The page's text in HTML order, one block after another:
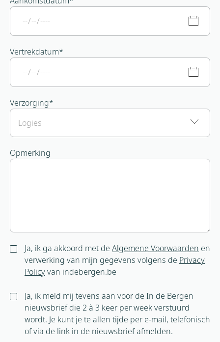
Vertrekdatum*
Verzorging*
Opmerking
Ja, ik ga akkoord met de Algemene Voorwaarden en
verwerking van mijn gegevens volgens de Privacy
Policyvan indebergen.be
Ja, ik meld mij tevens aan voor de In de Bergen
nieuwsbrief die 2 à 3 keer per week verstuurd
wordt. Je kunt je te allen tijde per e-mail, telefonisch
of via de link in de nieuwsbrief afmelden.